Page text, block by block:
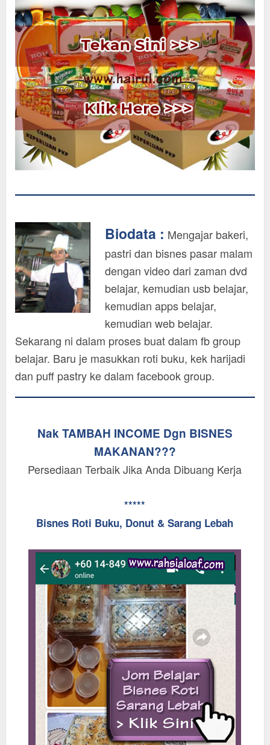
Biodata : Mengajar bakeri,
pastri dan bisnes pasar malam
dengan video dari zaman dvd
belajar, kemudian usb belajar,
kemudian apps belajar,
kemudian web belajar.
Sekarang ni dalam proses buat dalam fb group
belajar. Baru je masukkan roti buku, kek harijadi
dan puff pastry ke dalam facebook group.
Nak TAMBAH INCOME Dgn BISNES
MAKANAN???
Persediaan Terbaik Jika Anda Dibuang Kerja
*****
Bisnes Roti Buku, Donut & Sarang Lebah